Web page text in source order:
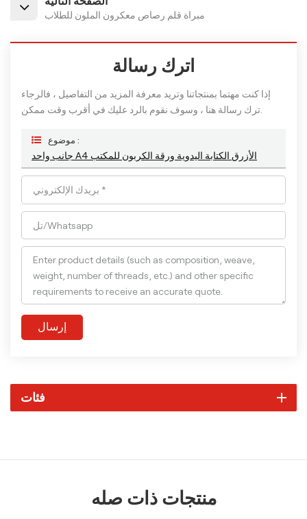
مبراة قلم رصاص معكرون الملون للطلاب
اترك رسالة
إذا كنت مهتما بمنتجاتنا وتريد معرفة المزيد من التفاصيل ، فالرجاء
ترك رسالة هنا ، وسوف نقوم بالرد عليك في أقرب وقت ممكن.
موضوع :
جانب واحد A4 الأزرق الكتابة اليدوية ورقة الكربون للمكتب
إرسال
فئات
منتجات ذات صله